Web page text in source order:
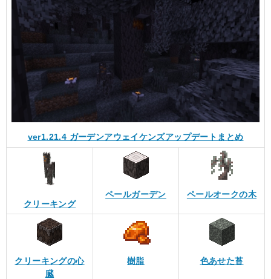
ver1.21.4 ガーデンアウェイケンズアップデートまとめ
クリーキング
ペールガーデン ペールオークの木
クリーキングの心
臓
樹脂 色あせた苔